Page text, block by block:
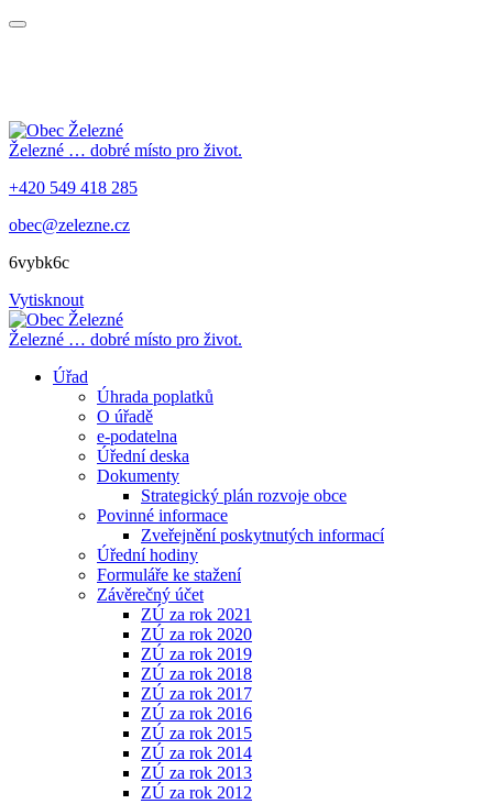
Železné … dobré místo pro život.
+420 549 418 285
obec@zelezne.cz
6vybk6c
Vytisknout
Železné … dobré místo pro život.
Úřad
Úhrada poplatků
O úřadě
e-podatelna
Úřední deska
Dokumenty
Strategický plán rozvoje obce
Povinné informace
Zveřejnění poskytnutých informací
Úřední hodiny
Formuláře ke stažení
Závěrečný účet
ZÚ za rok 2021
ZÚ za rok 2020
ZÚ za rok 2019
ZÚ za rok 2018
ZÚ za rok 2017
ZÚ za rok 2016
ZÚ za rok 2015
ZÚ za rok 2014
ZÚ za rok 2013
ZÚ za rok 2012